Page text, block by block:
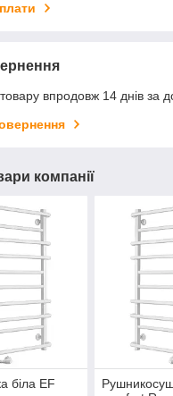
впродовж 14 днів за
компанії
біла EF